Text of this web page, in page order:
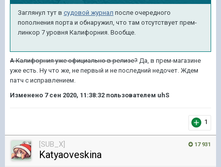
Заглянул тут в судовой журнал после очередного
пополнения порта и обнаружил, что там отсутствует прем-
линкор 7 уровня Калифорния. Вообще.
А Калифорния уже официально в релизе? Да, в прем-магазине
уже есть. Ну что же, не первый и не последний недочет. Ждем
патч с исправлением.
Изменено 7 сен 2020, 11:38:32 пользователем uhS
1
17 931
[SUB_X]
Katyaoveskina